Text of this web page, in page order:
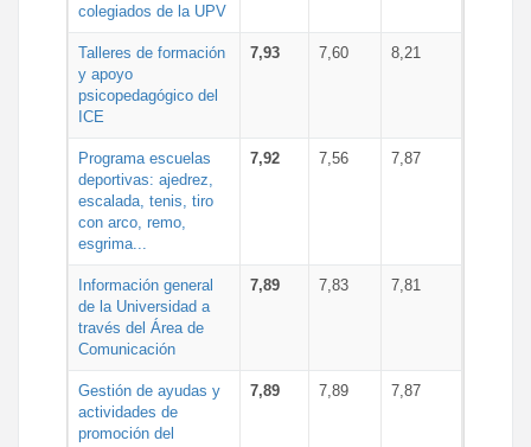
colegiados de la UPV
Talleres de formación
y apoyo
psicopedagógico del
ICE
7,93 7,60 8,21
Programa escuelas
deportivas: ajedrez,
escalada, tenis, tiro
con arco, remo,
esgrima...
7,92 7,56 7,87
Información general
de la Universidad a
través del Área de
Comunicación
7,89 7,83 7,81
Gestión de ayudas y
actividades de
promoción del
7,89 7,89 7,87